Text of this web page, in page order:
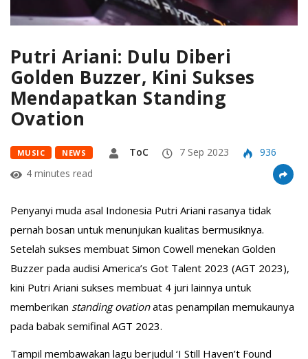
Putri Ariani: Dulu Diberi
Golden Buzzer, Kini Sukses
Mendapatkan Standing
Ovation
MUSIC NEWS ToC 7 Sep 2023
936
4 minutes read
Penyanyi muda asal Indonesia Putri Ariani rasanya tidak
pernah bosan untuk menunjukan kualitas bermusiknya.
Setelah sukses membuat Simon Cowell menekan Golden
Buzzer pada audisi America’s Got Talent 2023 (AGT 2023),
kini Putri Ariani sukses membuat 4 juri lainnya untuk
memberikan standing ovationatas penampilan memukaunya
pada babak semifinal AGT 2023.
Tampil membawakan lagu berjudul ‘I Still Haven’t Found